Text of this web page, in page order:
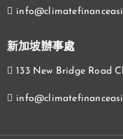
新加坡辦事處
133 New Bridge Road